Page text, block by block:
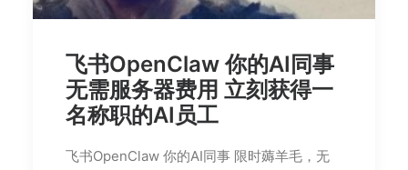
飞书OpenClaw 你的AI同事
无需服务器费用 立刻获得一
名称职的AI员工
飞书OpenClaw 你的AI同事 限时薅羊毛，无